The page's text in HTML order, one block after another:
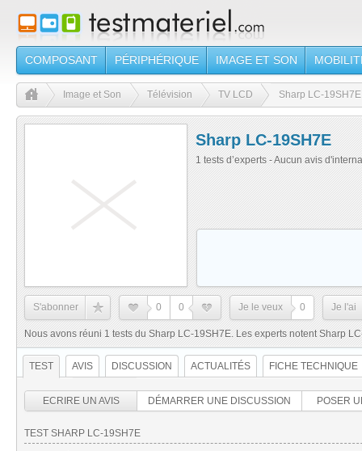
COMPOSANT PÉRIPHÉRIQUE IMAGE ET SON
Image et Son Télévision TV LCD Sharp LC-19SH7E
Sharp LC-19SH7E
1 tests d’experts - Aucun avis
S'abonner 0 0 Je le veux 0 Je l'ai
Nous avons réuni 1 tests du Sharp LC-19SH7E. Les experts notent Sharp
TEST AVIS DISCUSSION ACTUALITÉS FICHE TECHNIQUE
ECRIRE UN AVIS DÉMARRER UNE DISCUSSION POSER
TEST SHARP LC-19SH7E